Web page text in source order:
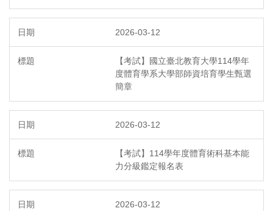
2026-03-12
【考試】國立臺北教育大學114學年
度體育學系大學部師資培育學生甄選
簡章
2026-03-12
【考試】114學年度體育術科基本能
力分級鑑定報名表
2026-03-12